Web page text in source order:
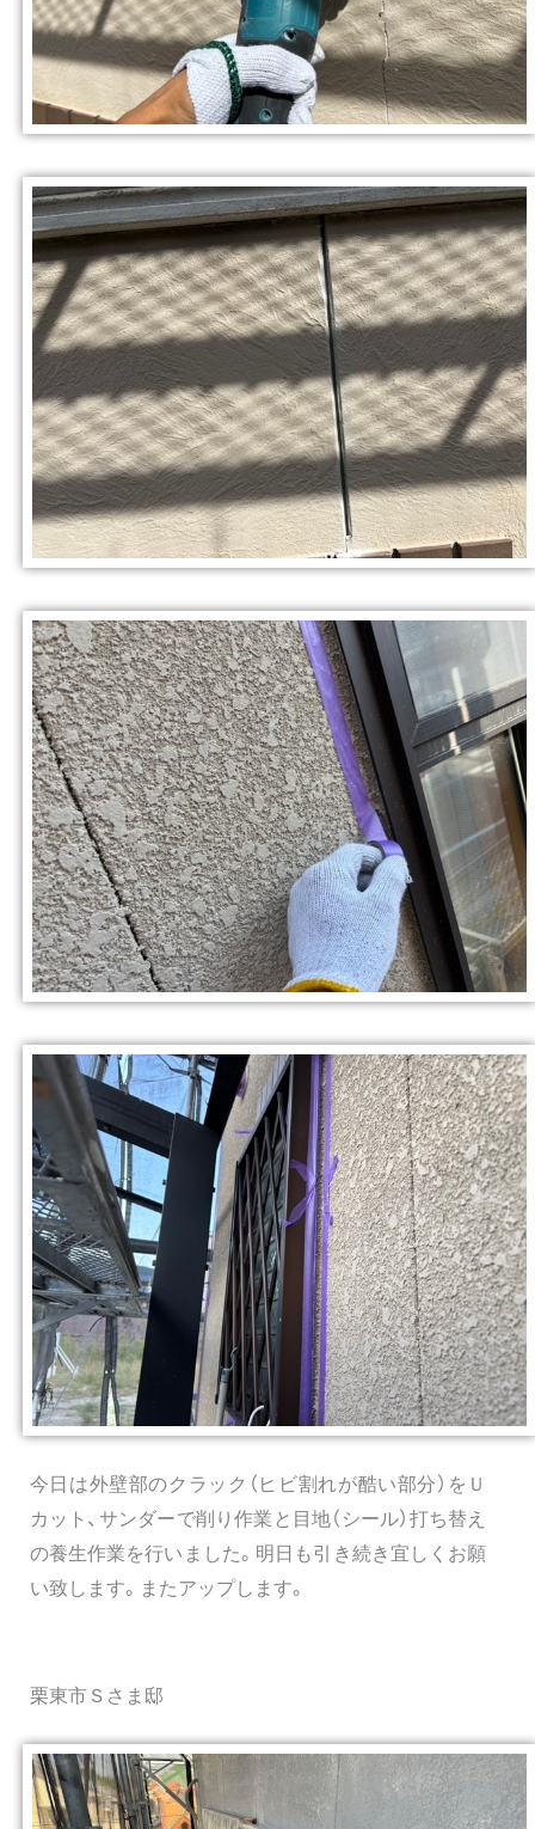
今日は外壁部のクラック（ヒビ割れが酷い部分）をＵ
カット、サンダーで削り作業と目地（シール）打ち替え
の養生作業を行いました。明日も引き続き宜しくお願
い致します。またアップします。
栗東市Ｓさま邸